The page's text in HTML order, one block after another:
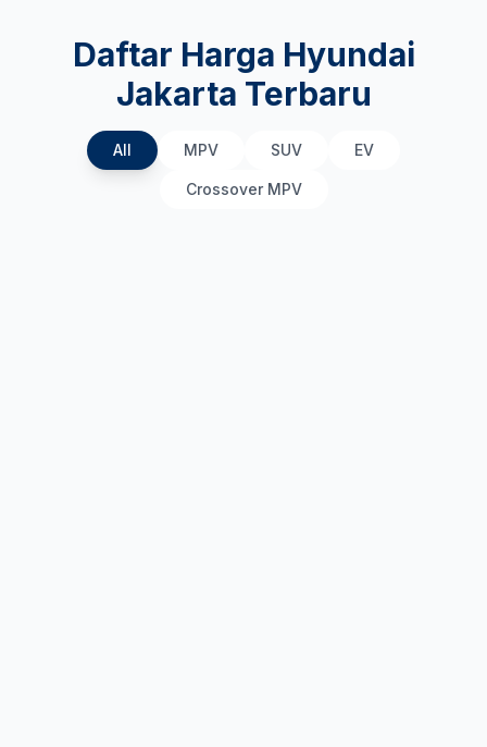
Daftar Harga Hyundai
Jakarta Terbaru
All MPV SUV EV
Crossover MPV